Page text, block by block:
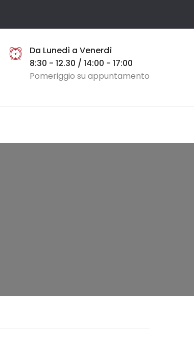
Da Lunedì a Venerdì
8:30 - 12.30 / 14:00 - 17:00
Pomeriggio su appuntamento